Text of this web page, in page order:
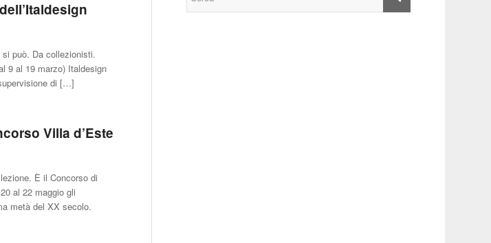
può. Da collezionisti.
9 al 19 marzo) Italdesign
di […]
Villa d’Este
È il Concorso di
al 22 maggio gli
metà del XX secolo.